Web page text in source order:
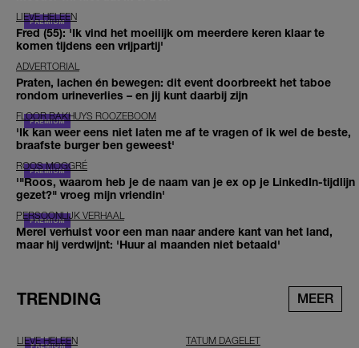
LIEVE HELEEN
Fred (55): 'Ik vind het moeilijk om meerdere keren klaar te
komen tijdens een vrijpartij'
ADVERTORIAL
Praten, lachen én bewegen: dit event doorbreekt het taboe
rondom urineverlies – en jij kunt daarbij zijn
FLOOR BAKHUYS ROOZEBOOM
'Ik kan weer eens niet laten me af te vragen of ik wel de beste,
braafste burger ben geweest'
ROOS MOGGRÉ
'"Roos, waarom heb je de naam van je ex op je LinkedIn-tijdlijn
gezet?" vroeg mijn vriendin'
PERSOONLIJK VERHAAL
Merel verhuist voor een man naar andere kant van het land,
maar hij verdwijnt: 'Huur al maanden niet betaald'
TRENDING MEER
LIEVE HELEEN TATUM DAGELET